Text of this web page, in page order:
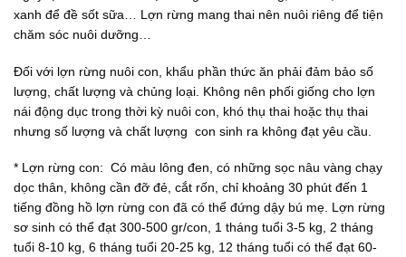
xanh để đề sốt sữa… Lợn rừng mang thai nên nuôi riêng để tiện
chăm sóc nuôi dưỡng…
Đối với lợn rừng nuôi con, khẩu phần thức ăn phải đảm bảo số
lượng, chất lượng và chủng loại. Không nên phối giống cho lợn
nái động dục trong thời kỳ nuôi con, khó thụ thai hoặc thụ thai
nhưng số lượng và chất lượng con sinh ra không đạt yêu cầu.
* Lợn rừng con: Có màu lông đen, có những sọc nâu vàng chạy
dọc thân, không cần đỡ đẻ, cắt rốn, chỉ khoảng 30 phút đến 1
tiếng đồng hồ lợn rừng con đã có thể đứng dậy bú mẹ. Lợn rừng
sơ sinh có thể đạt 300-500 gr/con, 1 tháng tuổi 3-5 kg, 2 tháng
tuổi 8-10 kg, 6 tháng tuổi 20-25 kg, 12 tháng tuổi có thể đạt 60-